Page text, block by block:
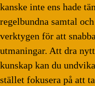
kanske inte ens hade
regelbundna samtal
verktygen för att
utmaningar. Att dra
kunskap kan du
stället fokusera på att